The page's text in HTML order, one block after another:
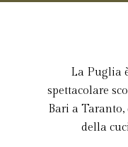
La Puglia
spettacolare
Bari a
della